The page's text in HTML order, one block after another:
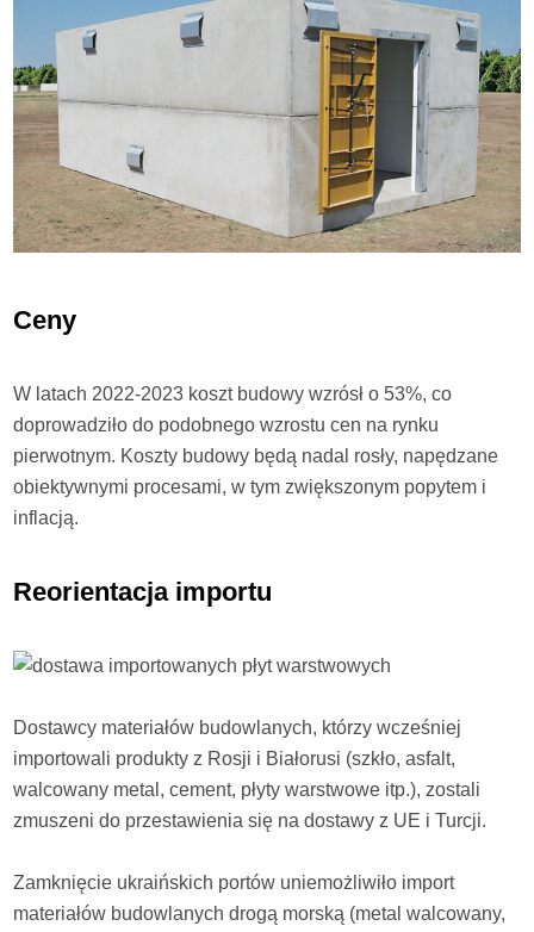
Ceny
W latach 2022-2023 koszt budowy wzrósł o 53%, co
doprowadziło do podobnego wzrostu cen na rynku
pierwotnym. Koszty budowy będą nadal rosły, napędzane
obiektywnymi procesami, w tym zwiększonym popytem i
inflacją.
Reorientacja importu
Dostawcy materiałów budowlanych, którzy wcześniej
importowali produkty z Rosji i Białorusi (szkło, asfalt,
walcowany metal, cement, płyty warstwowe itp.), zostali
zmuszeni do przestawienia się na dostawy z UE i Turcji.
Zamknięcie ukraińskich portów uniemożliwiło import
materiałów budowlanych drogą morską (metal walcowany,